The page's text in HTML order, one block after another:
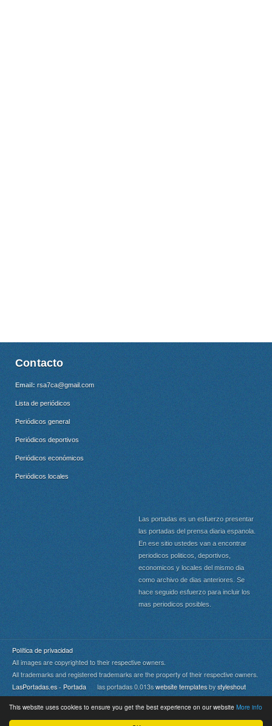
This website uses cookies to ensure you get the best experience on our website More info
Contacto
Email: rsa7ca@gmail.com
Lista de periódicos
Periódicos general
Periódicos deportivos
Periódicos económicos
Periódicos locales
Las portadas es un esfuerzo presentar
las portadas del prensa diaria espanola.
En ese sitio ustedes van a encontrar
periodicos politicos, deportivos,
economicos y locales del mismo dia
como archivo de dias anteriores. Se
hace seguido esfuerzo para incluir los
mas periodicos posibles.
Política de privacidad
All images are copyrighted to their respective owners.
All trademarks and registered trademarks are the property of their respective owners.
LasPortadas.es - Portada las portadas 0.013s website templates by styleshout